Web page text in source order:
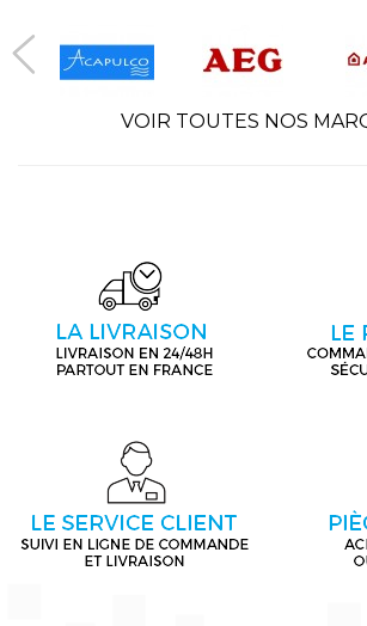
VOIR TOUTES NOS